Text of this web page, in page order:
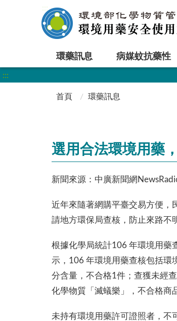
:::
環藥訊息 病媒蚊抗藥性
:::
首頁 環藥訊息
選用合法環境用藥
新聞來源：中廣新聞網
近年來隨著網購平臺交易方便，
請地方環保局查核，防止來路不
根據化學局統計106 年環境用藥
示，106 年環境用藥查核包括環
分含量，不合格1件；查獲未經
化學物質「滅蟻樂」，不合格商
未持有環境用藥許可證照者，不